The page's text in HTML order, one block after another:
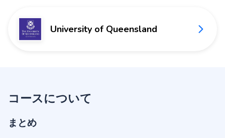
University of Queensland
コースについて
まとめ